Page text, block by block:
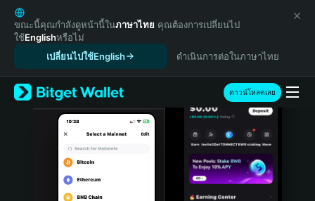
English
日本語
Tiếng Việt
Español (Latinoamérica)
Türkçe
Italiano
Português (Portugal)
ขณะนี้คุณกำลังดูหน้านี้ในภาษาไทย คุณต้องการเปลี่ยนไป
ใช้Englishหรือไม่
เปลี่ยนไปใช้English
ดำเนินการต่อในภาษาไทย
ดาวน์โหลดเลย